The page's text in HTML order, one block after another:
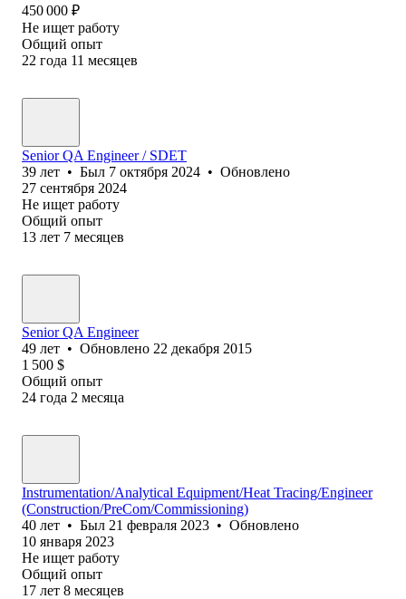
450 000 ₽
Не ищет работу
Общий опыт
22 года 11 месяцев
Senior QA Engineer / SDET
39 лет • Был 7 октября 2024 • Обновлено
27 сентября 2024
Не ищет работу
Общий опыт
13 лет 7 месяцев
Senior QA Engineer
49 лет • Обновлено 22 декабря 2015
1 500 $
Общий опыт
24 года 2 месяца
Instrumentation/Analytical Equipment/Heat Tracing/Engineer
(Construction/PreCom/Commissioning)
40 лет • Был 21 февраля 2023 • Обновлено
10 января 2023
Не ищет работу
Общий опыт
17 лет 8 месяцев